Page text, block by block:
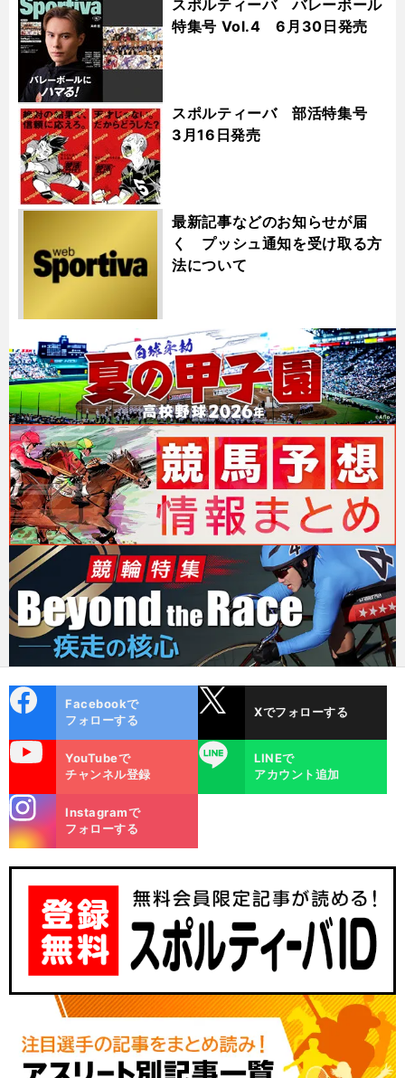
スポルティーバ バレーボール
特集号 Vol.4 6月30日発売
スポルティーバ 部活特集号
3月16日発売
最新記事などのお知らせが届
く プッシュ通知を受け取る方
法について
ok
Facebookで
フォローする
Xでフォローする
YouTubeで
チャンネル登録
LINE
LINEで
アカウント追加
m
Instagramで
フォローする